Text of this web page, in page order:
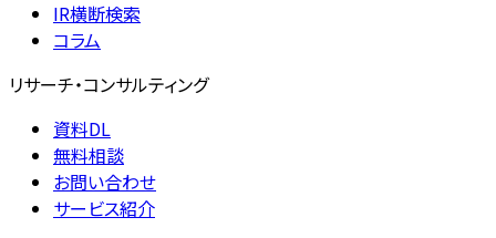
IR横断検索
コラム
リサーチ・コンサルティング
資料DL
無料相談
お問い合わせ
サービス紹介